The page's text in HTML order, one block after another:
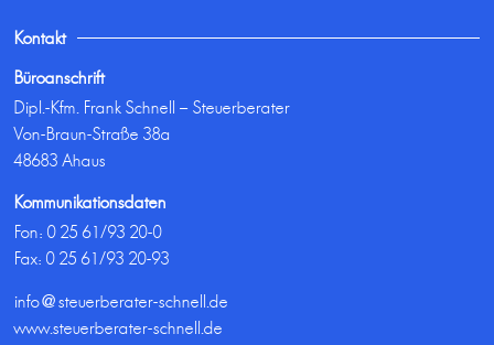
Kontakt
Büroanschrift
Dipl.-Kfm. Frank Schnell – Steuerberater
Von-Braun-Straße 38a
48683 Ahaus
Kommunikationsdaten
Fon:0 25 61/93 20-0
Fax: 0 25 61/93 20-93
info@steuerberater-schnell.de
www.steuerberater-schnell.de